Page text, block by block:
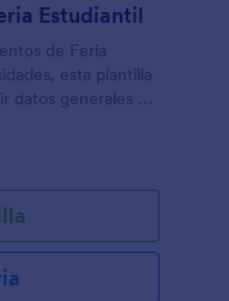
Estudiantil
de Feria
esta plantilla
datos generales de
etc.